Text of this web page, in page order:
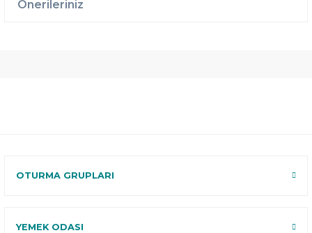
Önerileriniz
OTURMA GRUPLARI
YEMEK ODASI